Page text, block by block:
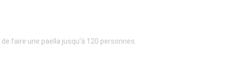
faire une paella jusqu'à 120 personnes.